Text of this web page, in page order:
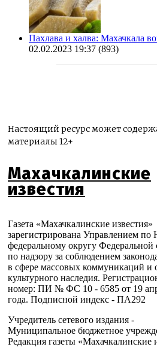
Пахлава и халва: Махачкала
02.02.2023 19:37 (893)
Настоящий ресурс может
материалы 12+
Махачкалинские
известия
Газета «Махачкалинские известия»
зарегистрирована Управлением
федеральному округу
по надзору за соблюдением
в сфере массовых коммуникаций и
культурного наследия.
номер: ПИ № ФС 10 - 6585 от 19
года. Подписной индекс - ПА292
Учредитель сетевого издания -
Муниципальное бюджетное
Редакция газеты «Махачкалинские